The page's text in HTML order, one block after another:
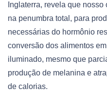
Inglaterra, revela que
na penumbra total, para
necessárias do hormônio
conversão dos alimentos
iluminado, mesmo que
produção de melanina e
de calorias.